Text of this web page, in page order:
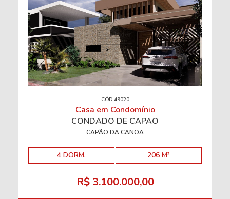
CÓD 49020
Casa em Condomínio
CONDADO DE CAPÃO
CAPÃO DA CANOA
4 DORM. 206 M²
R$ 3.100.000,00